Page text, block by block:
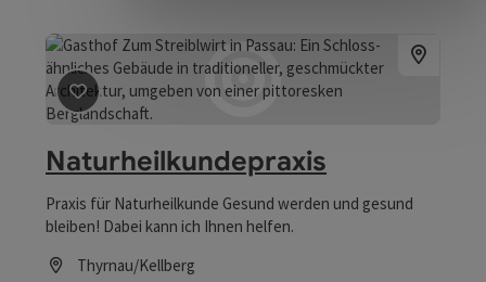
Beitrag merken
Naturheilkundepraxis
Praxis für Naturheilkunde Gesund werden und gesund
bleiben! Dabei kann ich Ihnen helfen.
Thyrnau/Kellberg